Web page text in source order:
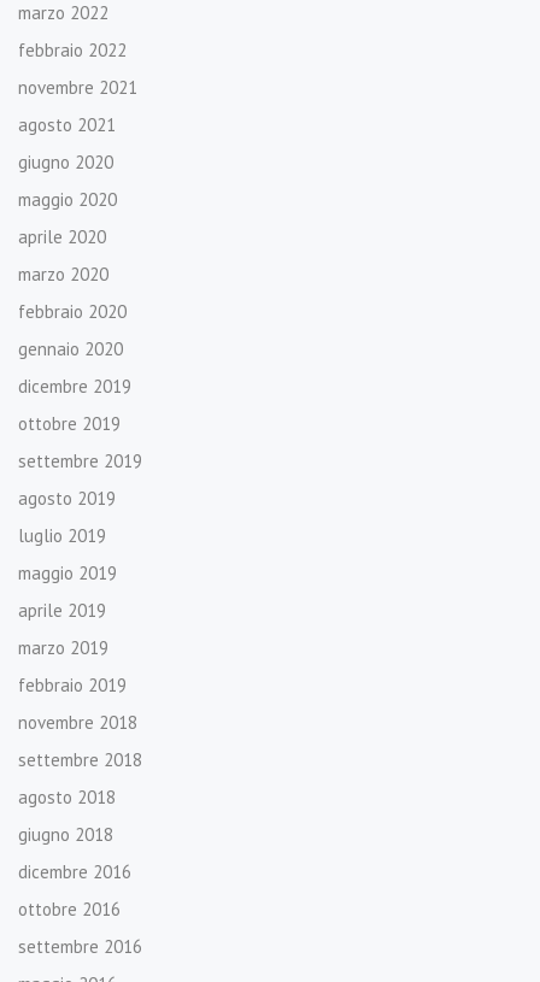
marzo 2022
febbraio 2022
novembre 2021
agosto 2021
giugno 2020
maggio 2020
aprile 2020
marzo 2020
febbraio 2020
gennaio 2020
dicembre 2019
ottobre 2019
settembre 2019
agosto 2019
luglio 2019
maggio 2019
aprile 2019
marzo 2019
febbraio 2019
novembre 2018
settembre 2018
agosto 2018
giugno 2018
dicembre 2016
ottobre 2016
settembre 2016